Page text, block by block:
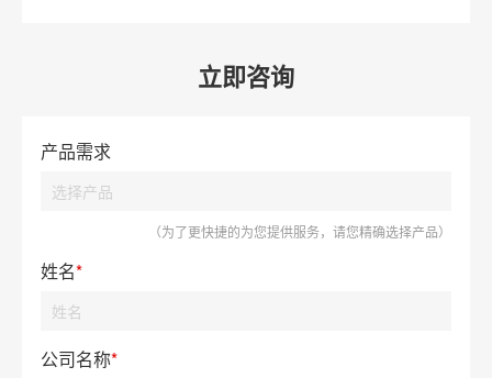
立即咨询
产品需求
（为了更快捷的为您提供服务，请您精确选择产品）
姓名*
公司名称*